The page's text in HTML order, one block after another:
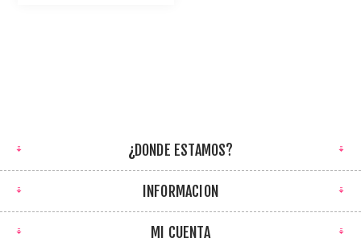
¿DONDE ESTAMOS?
INFORMACION
MI CUENTA